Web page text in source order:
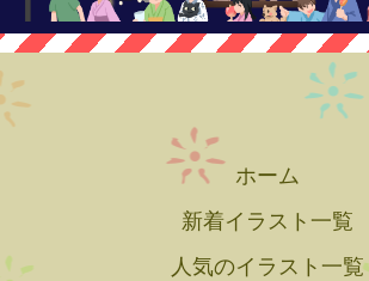
ホーム
新着イラスト一覧
人気のイラスト一覧